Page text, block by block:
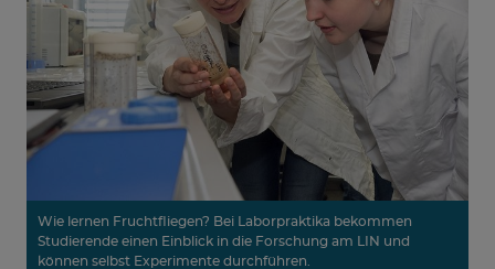
Wie lernen Fruchtfliegen? Bei Laborpraktika bekommen
Studierende einen Einblick in die Forschung am LIN und
können selbst Experimente durchführen.